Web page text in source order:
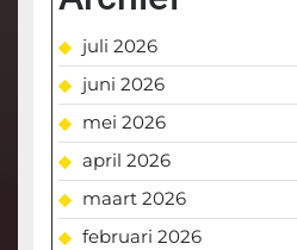
juli 2026
juni 2026
mei 2026
april 2026
maart 2026
februari 2026